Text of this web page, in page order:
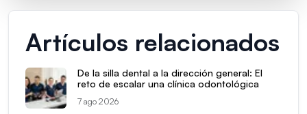
Artículos relacionados
De la silla dental a la dirección general: El
reto de escalar una clínica odontológica
7 ago 2026